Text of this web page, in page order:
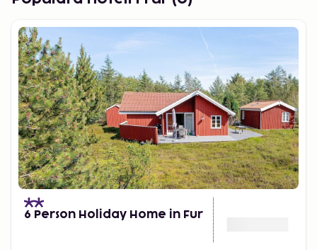
6 Person Holiday Home in Fur